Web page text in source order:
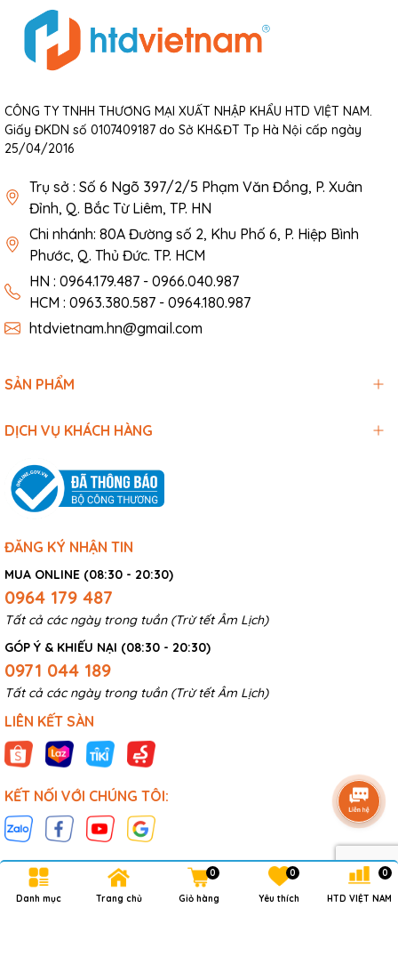
CÔNG TY TNHH THƯƠNG MẠI XUẤT NHẬP KHẨU HTD VIỆT NAM.
Giấy ĐKDN số 0107409187 do Sở KH&ĐT Tp Hà Nội cấp ngày
25/04/2016
Trụ sở : Số 6 Ngõ 397/2/5 Phạm Văn Đồng, P. Xuân
Đỉnh, Q. Bắc Từ Liêm, TP. HN
Chi nhánh: 80A Đường số 2, Khu Phố 6, P. Hiệp Bình
Phước, Q. Thủ Đức. TP. HCM
HN : 0964.179.487 - 0966.040.987
HCM : 0963.380.587 - 0964.180.987
htdvietnam.hn@gmail.com
SẢN PHẨM
DỊCH VỤ KHÁCH HÀNG
ĐĂNG KÝ NHẬN TIN
MUA ONLINE (08:30 - 20:30)
0964 179 487
Tất cả các ngày trong tuần (Trừ tết Âm Lịch)
GÓP Ý & KHIẾU NẠI (08:30 - 20:30)
0971 044 189
Tất cả các ngày trong tuần (Trừ tết Âm Lịch)
LIÊN KẾT SÀN
KẾT NỐI VỚI CHÚNG TÔI:
Bản quyền thuộc vềHTD VN CO.,LTD
Danh mục Trang chủ Giỏ hàng
0
Yêu thích
0
HTD VIỆT NAM
0